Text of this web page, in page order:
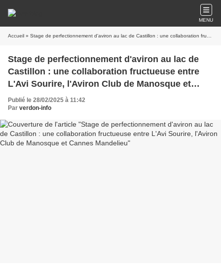
MENU
Accueil » Stage de perfectionnement d'aviron au lac de Castillon : une collaboration fructueuse entre L'Avi Sourire, l'Aviron Club de Manosque et Cannes Mandelieu
Stage de perfectionnement d'aviron au lac de
Castillon : une collaboration fructueuse entre
L'Avi Sourire, l'Aviron Club de Manosque et
Cannes Mandelieu
Publié le 28/02/2025 à 11:42
Par verdon-info